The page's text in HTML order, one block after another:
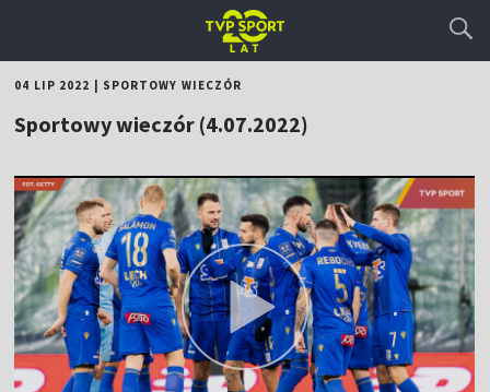
04 LIP 2022 SPORTOWY WIECZÓR
Sportowy wieczór (4.07.2022)